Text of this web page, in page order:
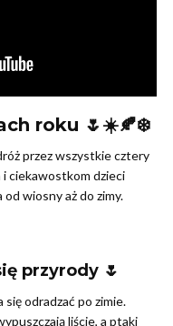
roku 🌷☀️🍂❄️
przez wszystkie cztery
i ciekawostkom dzieci
od wiosny aż do zimy.
przyrody 🌷
odradzać po zimie.
liście, a ptaki